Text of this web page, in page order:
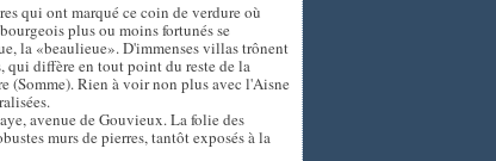
qui ont marqué ce coin de verdure où
plus ou moins fortunés se
la «beaulieue». D'immenses villas trônent
qui diffère en tout point du reste de la
(Somme). Rien à voir non plus avec l'Aisne
avenue de Gouvieux. La folie des
murs de pierres, tantôt exposés à la